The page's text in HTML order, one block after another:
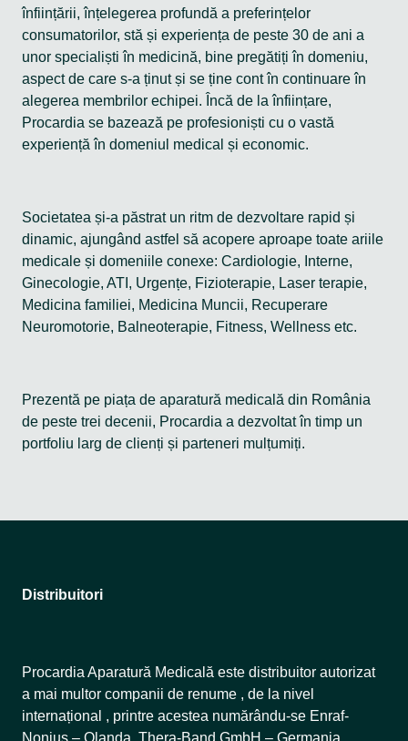
înființării, înțelegerea profundă a preferințelor
consumatorilor, stă și experiența de peste 30 de ani a
unor specialiști în medicină, bine pregătiți în domeniu,
aspect de care s-a ținut și se ține cont în continuare în
alegerea membrilor echipei. Încă de la înființare,
Procardia se bazează pe profesioniști cu o vastă
experiență în domeniul medical și economic.
Societatea și-a păstrat un ritm de dezvoltare rapid și
dinamic, ajungând astfel să acopere aproape toate ariile
medicale și domeniile conexe: Cardiologie, Interne,
Ginecologie, ATI, Urgențe, Fizioterapie, Laser terapie,
Medicina familiei, Medicina Muncii, Recuperare
Neuromotorie, Balneoterapie, Fitness, Wellness etc.
Prezentă pe piața de aparatură medicală din România
de peste trei decenii, Procardia a dezvoltat în timp un
portfoliu larg de clienți și parteneri mulțumiți.
Distribuitori
Procardia Aparatură Medicală este distribuitor autorizat
a mai multor companii de renume , de la nivel
internațional , printre acestea numărându-se Enraf-
Nonius – Olanda, Thera-Band GmbH – Germania,